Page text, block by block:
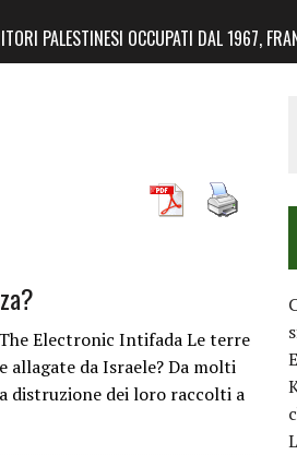
PALESTINESI OCCUPATI DAL 1967,
Electronic Intifada Le terre
allagate da Israele? Da molti
distruzione dei loro raccolti a